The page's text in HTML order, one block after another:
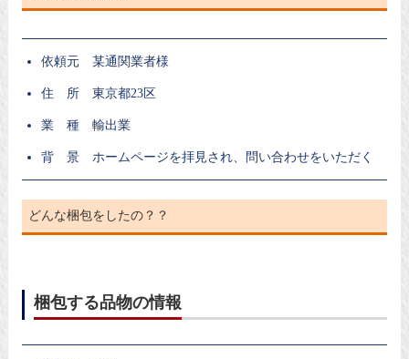
依頼元 某通関業者様
住 所 東京都23区
業 種 輸出業
背 景 ホームページを拝見され、問い合わせをいただく
どんな梱包をしたの？？
梱包する品物の情報